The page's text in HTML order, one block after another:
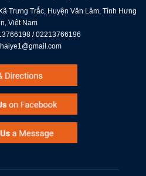
Trưng Trắc, Huyện Văn Lâm, Tỉnh Hưng
Việt Nam
/ 02213766196